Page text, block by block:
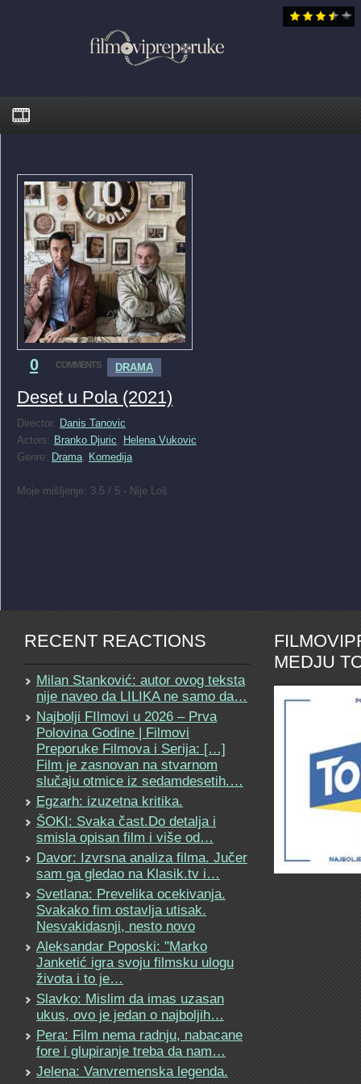
0 COMMENTS DRAMA
Deset u Pola (2021)
Director: Danis Tanovic
Actors: Branko Djuric
Helena Vukovic
Genre: Drama Komedija
Moje mišljenje: 3.5 / 5 - Nije Loš
RECENT REACTIONS
Milan Stanković: autor ovog teksta
nije naveo da LILIKA ne samo da…
Najbolji FIlmovi u 2026 – Prva
Polovina Godine | Filmovi
Preporuke Filmova i Serija: […]
Film je zasnovan na stvarnom
slučaju otmice iz sedamdesetih.…
Egzarh: izuzetna kritika.
ŠOKI: Svaka čast.Do detalja i
smisla opisan film i više od…
Davor: Izvrsna analiza filma. Jučer
sam ga gledao na Klasik.tv i…
Svetlana: Prevelika ocekivanja.
Svakako fim ostavlja utisak.
Nesvakidasnji, nesto novo
Aleksandar Poposki: "Marko
Janketić igra svoju filmsku ulogu
života i to je…
Slavko: Mislim da imas uzasan
ukus, ovo je jedan o najboljih…
Pera: Film nema radnju, nabacane
fore i glupiranje treba da nam…
Jelena: Vanvremenska legenda.
MEDJU